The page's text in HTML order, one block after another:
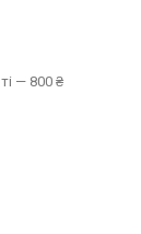
— 800 ₴